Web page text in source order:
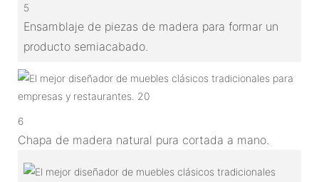
5
Ensamblaje de piezas de madera para formar un
producto semiacabado.
6
Chapa de madera natural pura cortada a mano.